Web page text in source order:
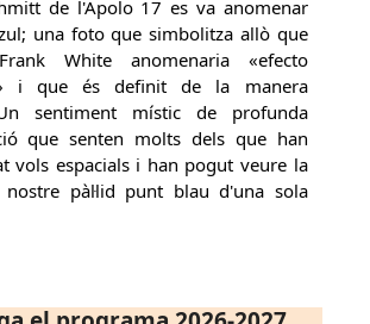
de l'Apolo 17 es va anomenar
una foto que simbolitza allò que
White anomenaria «efecto
i que és definit de la manera
sentiment místic de profunda
que senten molts dels que han
vols espacials i han pogut veure la
pàl·lid punt blau d'una sola